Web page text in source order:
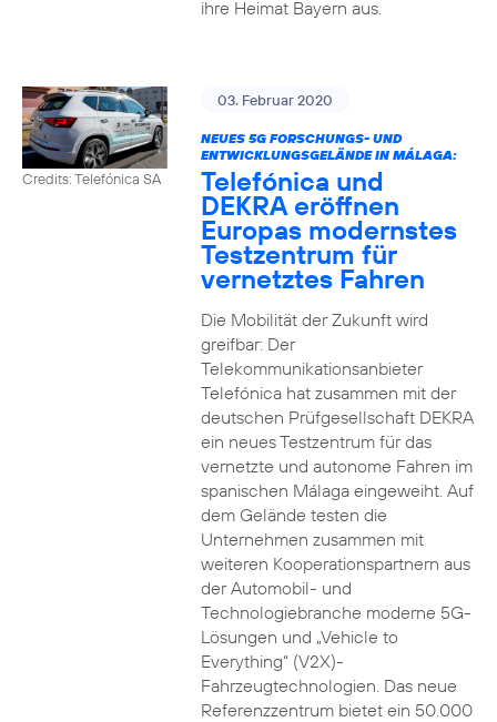
ihre Heimat Bayern aus.
Credits: Telefónica SA
03. Februar 2020
NEUES 5G FORSCHUNGS- UND
ENTWICKLUNGSGELÄNDE IN MÁLAGA:
Telefónica und
DEKRA eröffnen
Europas modernstes
Testzentrum für
vernetztes Fahren
Die Mobilität der Zukunft wird
greifbar: Der
Telekommunikationsanbieter
Telefónica hat zusammen mit der
deutschen Prüfgesellschaft DEKRA
ein neues Testzentrum für das
vernetzte und autonome Fahren im
spanischen Málaga eingeweiht. Auf
dem Gelände testen die
Unternehmen zusammen mit
weiteren Kooperationspartnern aus
der Automobil- und
Technologiebranche moderne 5G-
Lösungen und „Vehicle to
Everything“ (V2X)-
Fahrzeugtechnologien. Das neue
Referenzzentrum bietet ein 50.000